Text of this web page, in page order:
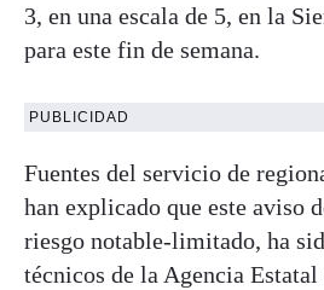
3, en una escala de 5, en la
para este fin de semana.
PUBLICIDAD
Fuentes del servicio de
han explicado que este aviso
riesgo notable-limitado, ha
técnicos de la Agencia